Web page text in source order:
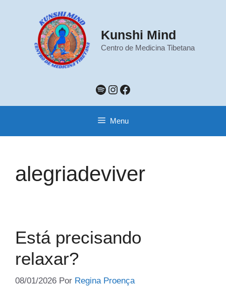
Kunshi Mind
Centro de Medicina Tibetana
Spotify
Instagram
Facebook
Menu
alegriadeviver
Está precisando
relaxar?
08/01/2026 Por Regina Proença